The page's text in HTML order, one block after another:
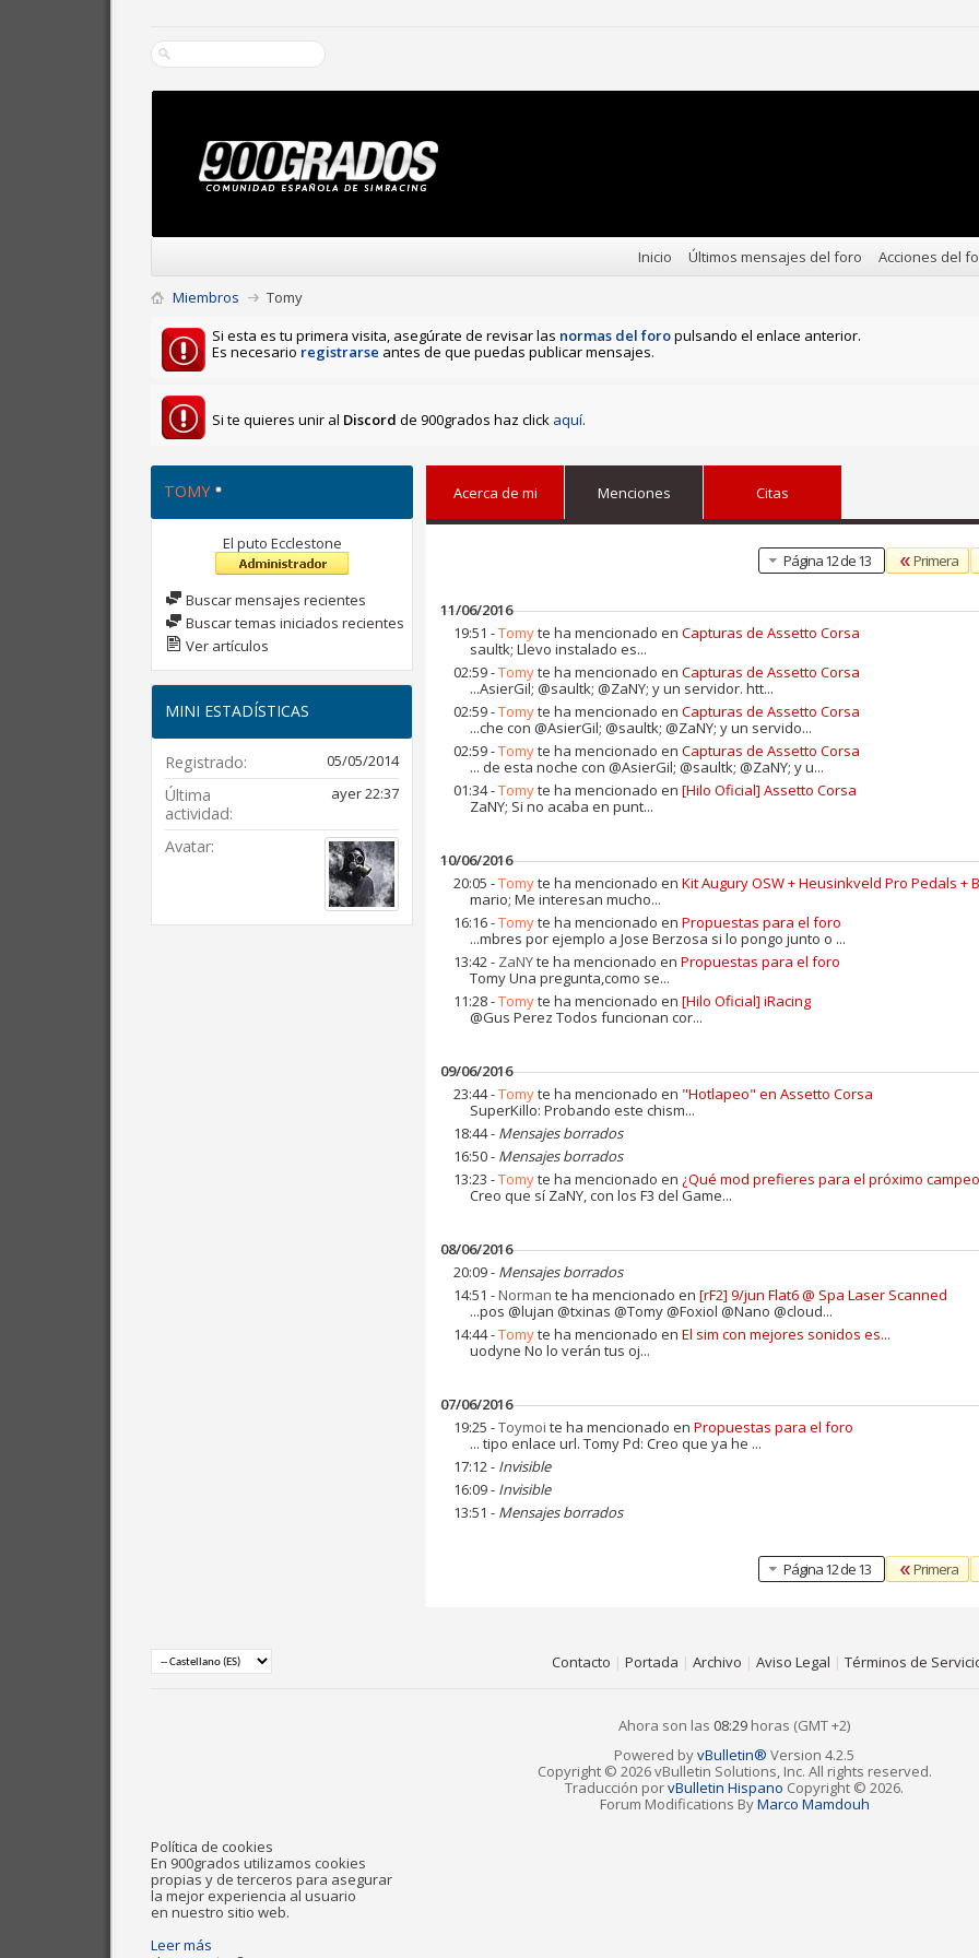
Inicio Últimos mensajes del foro Acciones del
Miembros
Tomy
Si esta es tu primera visita, asegúrate de revisar las normas del foropulsando el enlace anterior.
Es necesario registrarse antes de que puedas publicar mensajes.
Si te quieres unir al Discord de 900grados haz click aquí.
TOMY
El puto Ecclestone
Buscar mensajes recientes
Buscar temas iniciados recientes
Ver artículos
MINI ESTADÍSTICAS
Registrado 05/05/2014
Última
actividad
ayer22:37
Avatar
Acerca de mi Menciones Citas
Página 12 de 13 Primera
11/06/2016
19:51 -Tomyte ha mencionado en Capturas de Assetto Corsa
saultk; Llevo instalado es...
02:59 -Tomyte ha mencionado en Capturas de Assetto Corsa
...AsierGil; @saultk; @ZaNY; y un servidor. htt...
02:59 -Tomyte ha mencionado en Capturas de Assetto Corsa
...che con @AsierGil; @saultk; @ZaNY; y un servido...
02:59 -Tomyte ha mencionado en Capturas de Assetto Corsa
... de esta noche con @AsierGil; @saultk; @ZaNY; y u...
01:34 -Tomyte ha mencionado en [Hilo Oficial] Assetto Corsa
ZaNY; Si no acaba en punt...
10/06/2016
20:05 -Tomyte ha mencionado en Kit Augury OSW + Heusinkveld Pro Pedals +
mario; Me interesan mucho...
16:16 -Tomyte ha mencionado en Propuestas para el foro
...mbres por ejemplo a Jose Berzosa si lo pongo junto o ...
13:42 - ZaNYte ha mencionado en Propuestas para el foro
Tomy Una pregunta,como se...
11:28 -Tomyte ha mencionado en [Hilo Oficial] iRacing
@Gus Perez Todos funcionan cor...
09/06/2016
23:44 -Tomyte ha mencionado en "Hotlapeo" en Assetto Corsa
SuperKillo: Probando este chism...
18:44 - Mensajes borrados
16:50 - Mensajes borrados
13:23 -Tomyte ha mencionado en ¿Qué mod prefieres para el próximo
Creo que sí ZaNY, con los F3 del Game...
08/06/2016
20:09 - Mensajes borrados
14:51 - Norman te ha mencionado en [rF2] 9/jun Flat6 @ Spa Laser Scanned
...pos @lujan @txinas @Tomy @Foxiol @Nano @cloud...
14:44 -Tomyte ha mencionado en El sim con mejores sonidos es...
uodyne No lo verán tus oj...
07/06/2016
19:25 -Toymoi te ha mencionado en Propuestas para el foro
... tipo enlace url. Tomy Pd: Creo que ya he ...
17:12 - Invisible
16:09 - Invisible
13:51 - Mensajes borrados
Página 12 de 13 Primera
Contacto | Portada | Archivo | Aviso Legal | Términos de
Ahora son las 08:29 horas (GMT +2)
Powered byvBulletin® Version 4.2.5
Copyright © 2026 vBulletin Solutions, Inc. All rights reserved.
Traducción porvBulletin Hispano Copyright © 2026.
Forum Modifications ByMarco Mamdouh
Política de cookies
En 900grados utilizamos cookies
propias y de terceros para asegurar
la mejor experiencia al usuario
en nuestro sitio web.
Leer más